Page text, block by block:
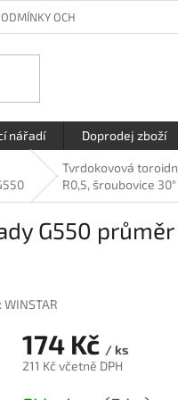
OCHRANY OSOBNÍCH
nářadí Doprodej zboží
Tvrdokovová
R0,5, šroubovice 30°
G550 průměr
WINSTAR
174 Kč / ks
211 Kč včetně DPH